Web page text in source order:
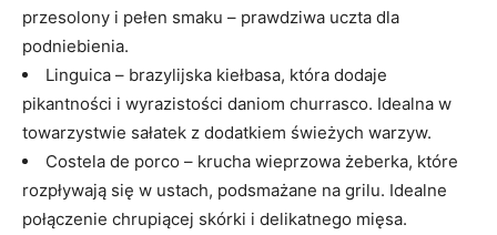
przesolony i pełen smaku – prawdziwa uczta dla
podniebienia.
Linguica – brazylijska kiełbasa, która dodaje
pikantności i ‌wyrazistości daniom churrasco. Idealna w
towarzystwie sałatek z dodatkiem świeżych warzyw.
Costela de porco‌ – krucha⁢ wieprzowa żeberka, które
rozpływają⁤ się w ustach, podsmażane na grilu. Idealne
połączenie chrupiącej skórki ‌i ⁤delikatnego mięsa.